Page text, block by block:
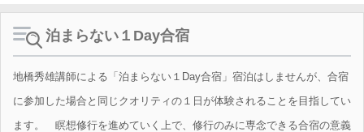
月刊サティ
YouTube
瞑想の本
泊まらない１Day合宿
地橋秀雄講師による「泊まらない１Day合宿」宿泊はしませんが、合宿
に参加した場合と同じクオリティの１日が体験されることを目指してい
ます。 瞑想修行を進めていく上で、修行のみに専念できる合宿の意義